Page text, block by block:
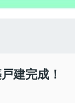
建完成！